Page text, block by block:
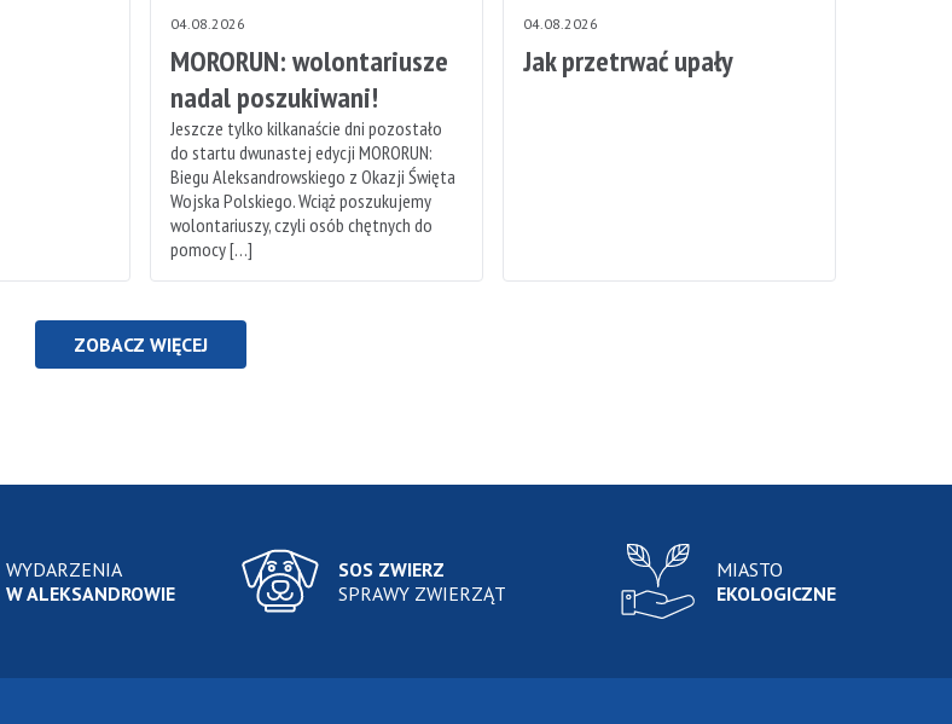
04.08.2026
MORORUN: wolontariusze
nadal poszukiwani!
Jeszcze tylko kilkanaście dni pozostało
do startu dwunastej edycji MORORUN:
Biegu Aleksandrowskiego z Okazji Święta
Wojska Polskiego. Wciąż poszukujemy
wolontariuszy, czyli osób chętnych do
pomocy […]
04.08.2026
Jak przetrwać upały
ZOBACZ WIĘCEJ
WYDARZENIA
W ALEKSANDROWIE
SOS ZWIERZ
SPRAWY ZWIERZĄT
MIASTO
EKOLOGICZNE